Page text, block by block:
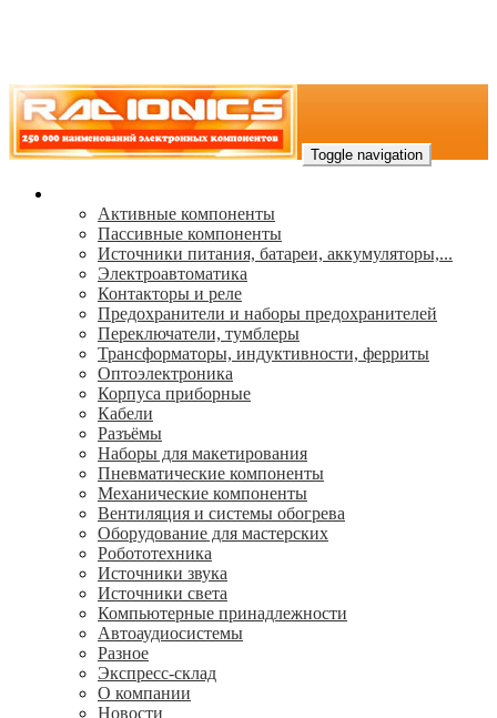
Toggle navigation
Активные компоненты
Пассивные компоненты
Источники питания, батареи, аккумуляторы,...
Электроавтоматика
Контакторы и реле
Предохранители и наборы предохранителей
Переключатели, тумблеры
Трансформаторы, индуктивности, ферриты
Oптоэлектроника
Корпуса приборные
Кабели
Разъёмы
Наборы для макетирования
Пневматические компоненты
Механические компоненты
Вентиляция и системы обогрева
Оборудование для мастерских
Робототехника
Источники звука
Источники света
Компьютерные принадлежности
Автоаудиосистемы
Разное
Экспресс-склад
О компании
Новости